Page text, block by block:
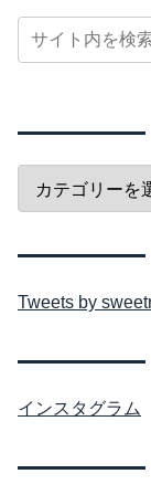
Tweets by
インスタグラム